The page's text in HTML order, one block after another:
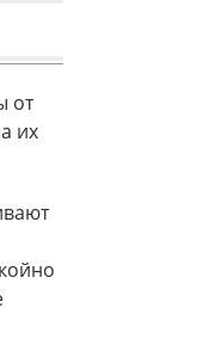
от
их